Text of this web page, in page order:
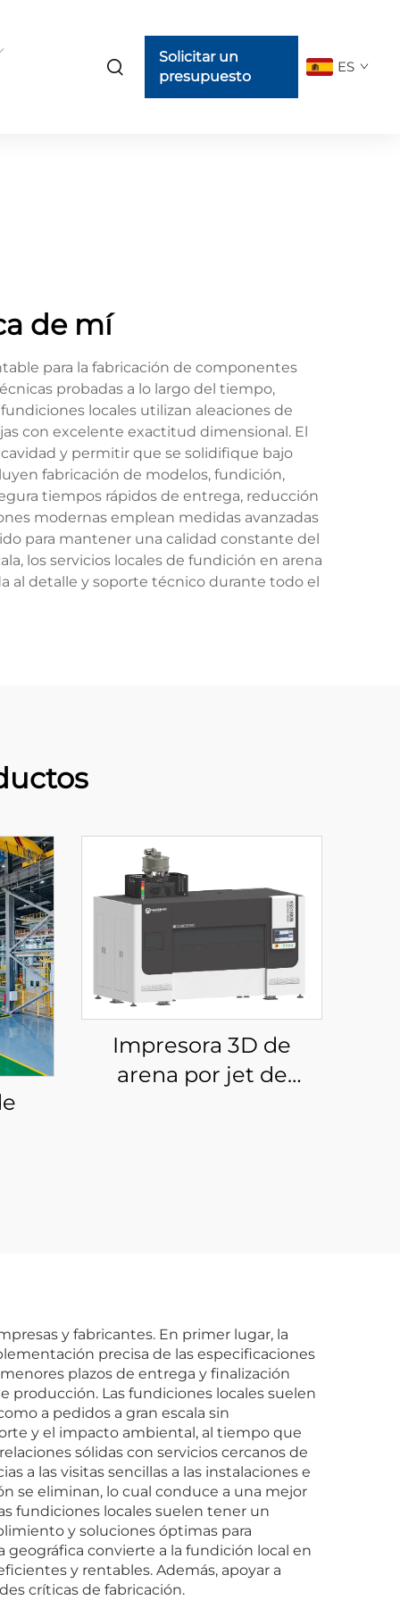
Solicitar un
presupuesto
ES
de mí
para la fabricación de componentes
probadas a lo largo del tiempo,
locales utilizan aleaciones de
con excelente exactitud dimensional. El
y permitir que se solidifique bajo
fabricación de modelos, fundición,
tiempos rápidos de entrega, reducción
modernas emplean medidas avanzadas
para mantener una calidad constante del
los servicios locales de fundición en arena
al detalle y soporte técnico durante todo el
Impresora 3D de
arena por jet de
y fabricantes. En primer lugar, la
precisa de las especificaciones
plazos de entrega y finalización
producción. Las fundiciones locales suelen
a pedidos a gran escala sin
y el impacto ambiental, al tiempo que
sólidas con servicios cercanos de
a las visitas sencillas a las instalaciones e
se eliminan, lo cual conduce a una mejor
fundiciones locales suelen tener un
y soluciones óptimas para
geográfica convierte a la fundición local en
y rentables. Además, apoyar a
críticas de fabricación.